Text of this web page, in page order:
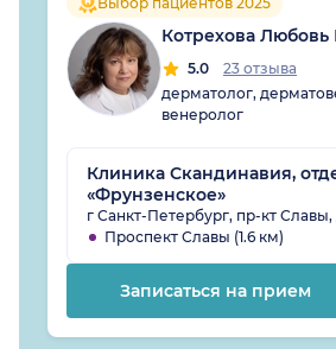
Котрехова Любовь
5.0
23 отзыва
дерматолог,
венеролог
Клиника Скандинавия,
«Фрунзенское»
г Санкт-Петербург, пр-кт Славы,
Проспект Славы (1.6 км)
Записаться на прием